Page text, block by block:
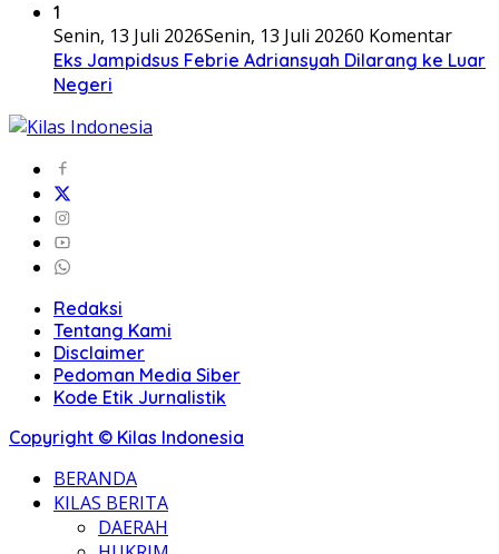
1
Senin, 13 Juli 2026Senin, 13 Juli 20260 Komentar
Eks Jampidsus Febrie Adriansyah Dilarang ke Luar
Negeri
Redaksi
Tentang Kami
Disclaimer
Pedoman Media Siber
Kode Etik Jurnalistik
Copyright © Kilas Indonesia
BERANDA
KILAS BERITA
DAERAH